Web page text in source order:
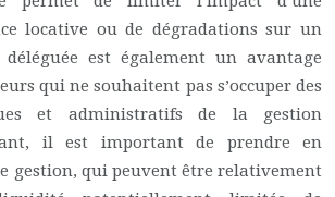
locative ou de dégradations sur un
est également un avantage
qui ne souhaitent pas s’occuper des
et administratifs de la gestion
il est important de prendre en
gestion, qui peuvent être relativement